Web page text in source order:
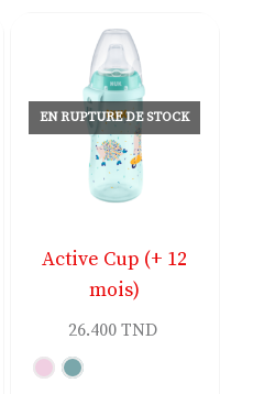
EN RUPTURE DE STOCK
Active Cup (+ 12
mois)
26.400TND